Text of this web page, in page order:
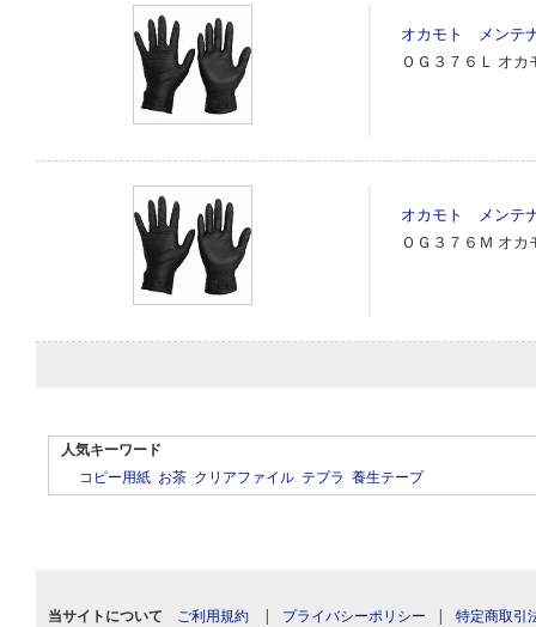
オカモト メンテ
ＯＧ３７６Ｌ オカ
オカモト メンテ
ＯＧ３７６Ｍ オカ
人気キーワード
コピー用紙 お茶 クリアファイル テプラ 養生テープ
当サイトについて ご利用規約 | プライバシーポリシー | 特定商取引